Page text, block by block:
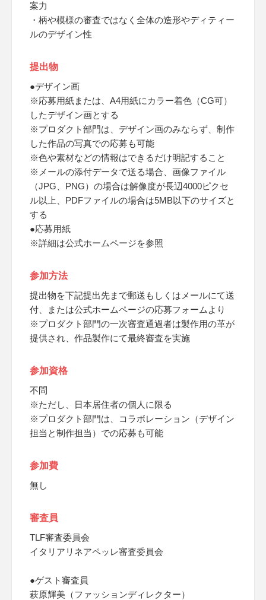
案力
・柄や模様の審査ではなく全体の造形やディティー
ルのデザイン性
提出物
●デザイン画
※応募用紙または、A4用紙にカラー着色（CG可）
したデザイン画とする
※プロダクト部門は、デザイン画のみならず、制作
した作品の写真での応募も可能
※色や素材などの情報はできるだけ明記すること
※メールの添付データで送る場合、画像ファイル
（JPG、PNG）の場合は解像度が長辺4000ピクセ
ル以上、PDFファイルの場合は5MB以下のサイズと
する
●応募用紙
※詳細は公式ホームページを参照
参加方法
提出物を下記提出先まで郵送もしくはメールにて送
付、または公式ホームページの応募フォームより
※プロダクト部門の一次審査通過者は製作用の革が
提供され、作品製作にて最終審査を実施
参加資格
不問
※ただし、日本居住者の個人に限る
※プロダクト部門は、コラボレーション（デザイン
担当と制作担当）での応募も可能
参加費
無し
審査員
TLF審査委員会
イタリアリネアペッレ審査委員会
●ゲスト審査員
萩原輝美（ファッションディレクター）